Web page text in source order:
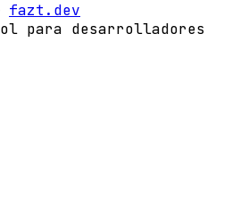
fazt.dev
para desarrolladores